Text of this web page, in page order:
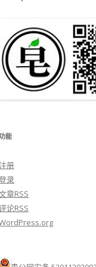
能
注册
录
章RSS
论RSS